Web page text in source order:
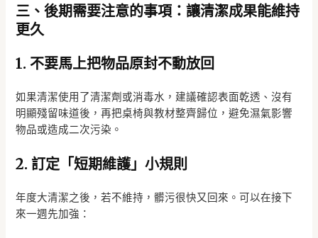
三、後期需要注意的事項：讓清潔成果能維持
更久
1. 不要馬上把物品原封不動放回
如果清潔使用了清潔劑或消毒水，建議確認表面乾透、沒有
明顯殘留味道後，再把桌椅與教材整齊歸位，避免濕氣影響
物品或造成二次污染。
2. 訂定「短期維護」小規則
年度大清潔之後，若不維持，髒污很快又回來。可以在接下
來一週先加強：